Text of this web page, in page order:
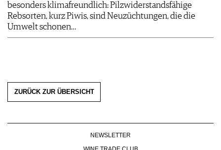
besonders klimafreundlich: Pilzwiderstandsfähige
Rebsorten, kurz Piwis, sind Neuzüchtungen, die die
Umwelt schonen…
ZURÜCK ZUR ÜBERSICHT
NEWSLETTER